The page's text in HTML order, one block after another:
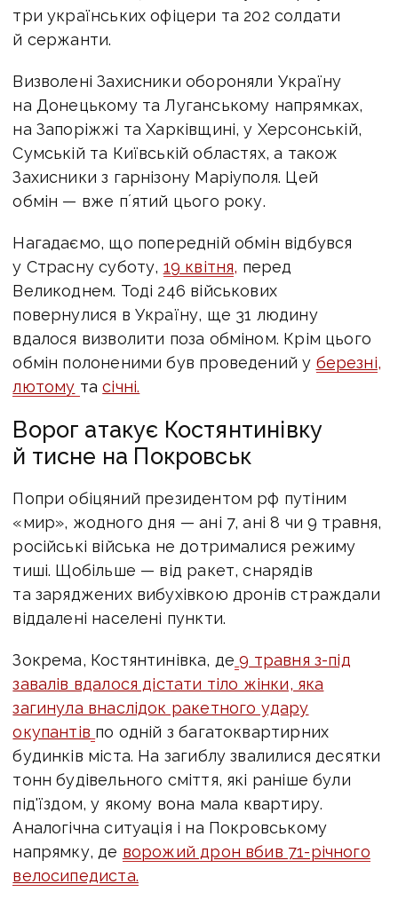
три українських офіцери та 202 солдати
й сержанти.
Визволені Захисники обороняли Україну
на Донецькому та Луганському напрямках,
на Запоріжжі та Харківщині, у Херсонській,
Сумській та Київській областях, а також
Захисники з гарнізону Маріуполя. Цей
обмін — вже пʼятий цього року.
Нагадаємо, що попередній обмін відбувся
у Страсну суботу, 19 квітня, перед
Великоднем. Тоді 246 військових
повернулися в Україну, ще 31 людину
вдалося визволити поза обміном. Крім цього
обмін полоненими був проведений у березні,
лютому та січні.
Ворог атакує Костянтинівку
й тисне на Покровськ
Попри обіцяний президентом рф путіним
«мир», жодного дня — ані 7, ані 8 чи 9 травня,
російські війська не дотрималися режиму
тиші. Щобільше — від ракет, снарядів
та заряджених вибухівкою дронів страждали
віддалені населені пункти.
Зокрема, Костянтинівка, де 9 травня з-під
завалів вдалося дістати тіло жінки, яка
загинула внаслідок ракетного удару
окупантів по одній з багатоквартирних
будинків міста. На загиблу звалилися десятки
тонн будівельного сміття, які раніше були
під'їздом, у якому вона мала квартиру.
Аналогічна ситуація і на Покровському
напрямку, де ворожий дрон вбив 71-річного
велосипедиста.